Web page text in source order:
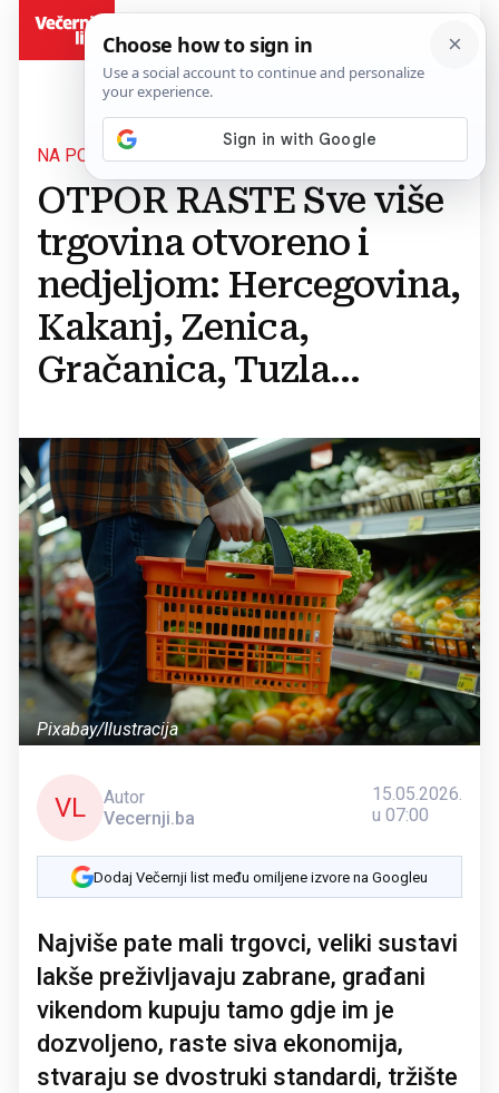
NA PODRUČJU FEDERACIJE BIH
OTPOR RASTE Sve više
trgovina otvoreno i
nedjeljom: Hercegovina,
Kakanj, Zenica,
Gračanica, Tuzla...
Pixabay/Ilustracija
VL
Autor
Vecernji.ba
15.05.2026.
u 07:00
Dodaj Večernji list među omiljene izvore na Googleu
Najviše pate mali trgovci, veliki sustavi
lakše preživljavaju zabrane, građani
vikendom kupuju tamo gdje im je
dozvoljeno, raste siva ekonomija,
stvaraju se dvostruki standardi, tržište